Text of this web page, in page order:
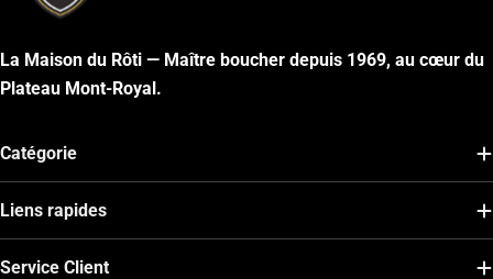
La Maison du Rôti — Maître boucher depuis 1969, au cœur du
Plateau Mont-Royal.
Catégorie
Liens rapides
Service Client